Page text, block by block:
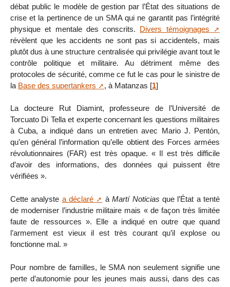
débat public le modèle de gestion par l’État des situations de
crise et la pertinence de un SMA qui ne garantit pas l’intégrité
physique et mentale des conscrits. Divers témoignages
révèlent que les accidents ne sont pas si accidentels, mais
plutôt dus à une structure centralisée qui privilégie avant tout le
contrôle politique et militaire. Au détriment même des
protocoles de sécurité, comme ce fut le cas pour le sinistre de
la Base des supertankers , à Matanzas [1]
La docteure Rut Diamint, professeure de l’Université de
Torcuato Di Tella et experte concernant les questions militaires
à Cuba, a indiqué dans un entretien avec Mario J. Pentón,
qu’en général l’information qu’elle obtient des Forces armées
révolutionnaires (FAR) est très opaque. « Il est très difficile
d’avoir des informations, des données qui puissent être
vérifiées ».
Cette analyste a déclaré àMartí Noticias que l’État a tenté
de moderniser l’industrie militaire mais « de façon très limitée
faute de ressources ». Elle a indiqué en outre que quand
l’armement est vieux il est très courant qu’il explose ou
fonctionne mal. »
Pour nombre de familles, le SMA non seulement signifie une
perte d’autonomie pour les jeunes mais aussi, dans des cas